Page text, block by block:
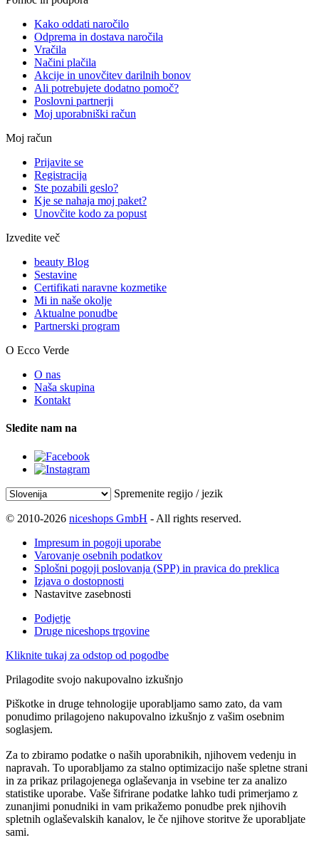
Kako oddati naročilo
Odprema in dostava naročila
Vračila
Načini plačila
Akcije in unovčitev darilnih bonov
Ali potrebujete dodatno pomoč?
Poslovni partnerji
Moj uporabniški račun
Moj račun
Prijavite se
Registracija
Ste pozabili geslo?
Kje se nahaja moj paket?
Unovčite kodo za popust
Izvedite več
beauty Blog
Sestavine
Certifikati naravne kozmetike
Mi in naše okolje
Aktualne ponudbe
Partnerski program
O Ecco Verde
O nas
Naša skupina
Kontakt
Sledite nam na
Spremenite regijo / jezik
© 2010-2026 niceshops GmbH - All rights reserved.
Impresum in pogoji uporabe
Varovanje osebnih podatkov
Splošni pogoji poslovanja (SPP) in pravica do preklica
Izjava o dostopnosti
Nastavitve zasebnosti
Podjetje
Druge niceshops trgovine
Kliknite tukaj za odstop od pogodbe
Prilagodite svojo nakupovalno izkušnjo
Piškotke in druge tehnologije uporabljamo samo zato, da vam
ponudimo prilagojeno nakupovalno izkušnjo z vašim osebnim
soglasjem.
Za to zbiramo podatke o naših uporabnikih, njihovem vedenju in
napravah. To uporabljamo za stalno optimizacijo naše spletne strani
in za prikaz prilagojenega oglaševanja in vsebine ter za analizo
statistike uporabe. Vaše šifrirane podatke lahko tudi primerjamo z
zunanjimi ponudniki in vam prikažemo ponudbe prek njihovih
spletnih oglaševalskih kanalov, le če njihove storitve že uporabljate
sami.